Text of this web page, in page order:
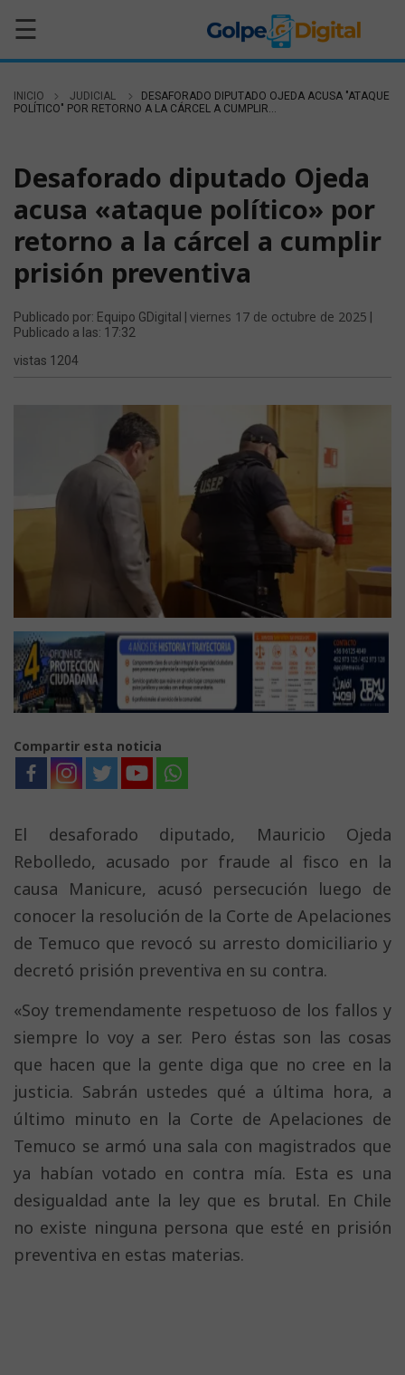
☰
INICIO JUDICIAL
DESAFORADO DIPUTADO OJEDA ACUSA "ATAQUE
POLÍTICO" POR RETORNO A LA CÁRCEL A CUMPLIR...
Desaforado diputado Ojeda
acusa «ataque político» por
retorno a la cárcel a cumplir
prisión preventiva
Publicado por: Equipo GDigital | viernes 17 de octubre de 2025
Publicado a las: 17:32
vistas 1204
Compartir esta noticia
El desaforado diputado, Mauricio Ojeda
Rebolledo, acusado por fraude al fisco en la
causa Manicure, acusó persecución luego de
conocer la resolución de la Corte de Apelaciones
de Temuco que revocó su arresto domiciliario y
decretó prisión preventiva en su contra.
«Soy tremendamente respetuoso de los fallos y
siempre lo voy a ser. Pero éstas son las cosas
que hacen que la gente diga que no cree en la
justicia. Sabrán ustedes qué a última hora, a
último minuto en la Corte de Apelaciones de
Temuco se armó una sala con magistrados que
ya habían votado en contra mía. Esta es una
desigualdad ante la ley que es brutal. En Chile
no existe ninguna persona que esté en prisión
preventiva en estas materias.